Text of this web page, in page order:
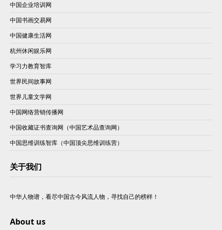
中国企业培训网
中国书画交易网
中国健康生活网
杭州休闲娱乐网
学习力教育智库
世界民间故事网
世界儿童文学网
中国网络营销传播网
中国收藏证书查询网（中国艺术品查询网）
中国思维训练智库（中国顶尖思维训练营）
关于我们
中华人物谱，看尽中国古今风流人物，寻找自己的榜样！
About us